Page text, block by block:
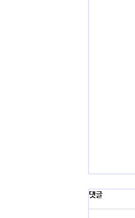
댓글